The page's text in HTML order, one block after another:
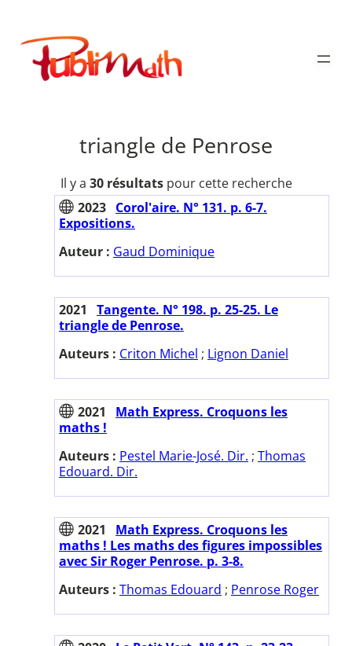
contenu
Publimath
triangle de Penrose
Il y a 30 résultatspour cette recherche
2023 Corol'aire. N° 131. p. 6-7.
Expositions.
Auteur : Gaud Dominique
2021
Tangente. N° 198. p. 25-25. Le
triangle de Penrose.
Auteurs : Criton Michel ; Lignon Daniel
2021
Math Express. Croquons les
maths !
Auteurs : Pestel Marie-José. Dir. ; Thomas
Edouard. Dir.
2021
Math Express. Croquons les
maths ! Les maths des figures impossibles
avec Sir Roger Penrose. p. 3-8.
Auteurs : Thomas Edouard ; Penrose Roger